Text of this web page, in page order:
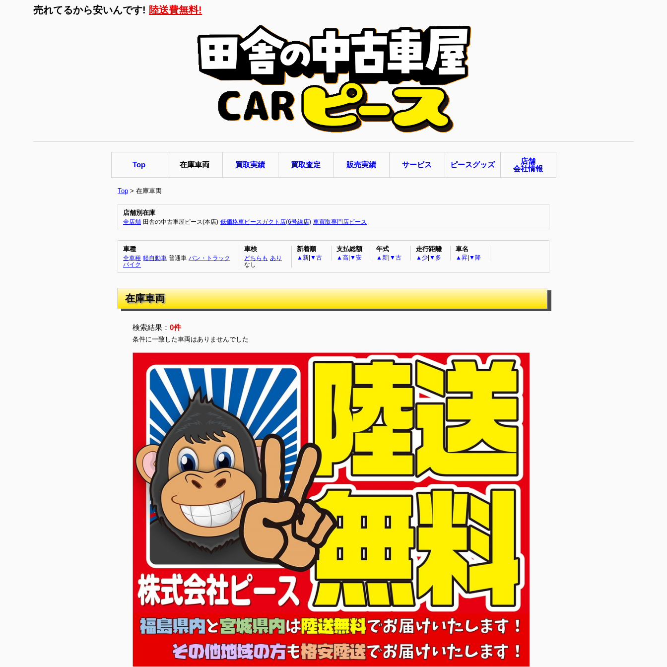
売れてるから安いんです! 陸送費無料!
Top 在庫車両 買取実績 買取査定 販売実績 サービス ピースグッズ
店舗
会社情報
Top > 在庫車両
店舗別在庫
全店舗 田舎の中古車屋ピース(本店) 低価格車ピースガクト店(6号線店) 車買取専門店ピース
車種
全車種 軽自動車 普通車 バン・トラック
バイク
車検
どちらも あり
なし
新着順
▲新 ▼古
支払総額
▲高 ▼安
年式
▲新 ▼古
走行距離
▲少 ▼多
車名
▲昇 ▼降
在庫車両
検索結果： 0件
条件に一致した車両はありませんでした